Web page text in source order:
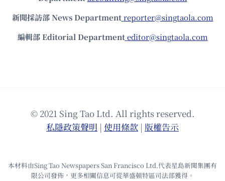
新聞採訪部 News Department reporter@singtaola.com
編輯部 Editorial Department editor@singtaola.com
© 2021 Sing Tao Ltd. All rights reserved.
私隱政策聲明 | 使⽤條款 | 版權告⽰
本材料由Sing Tao Newspapers San Francisco Ltd.代表星島新聞集團有
限公司發佈，更多相關信息可從華盛頓特區司法部獲得。